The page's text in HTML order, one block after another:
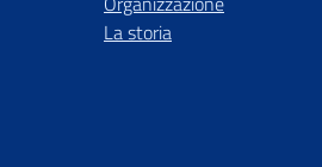
La storia